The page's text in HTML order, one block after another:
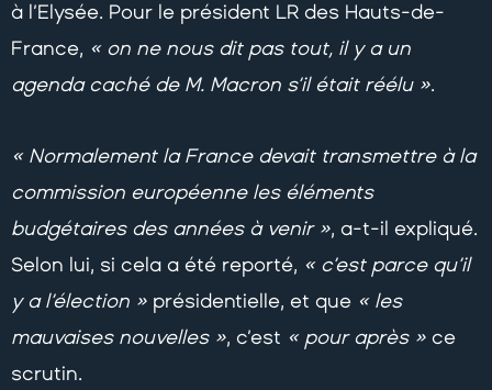
à l’Elysée. Pour le président LR des Hauts-de-
France, « on ne nous dit pas tout, il y a un
agenda caché de M. Macron s’il était réélu ».
« Normalement la France devait transmettre à la
commission européenne les éléments
budgétaires des années à venir » , a-t-il expliqué.
Selon lui, si cela a été reporté,
« c’est parce qu’il
y a l’élection » présidentielle, et que « les
mauvaises nouvelles » , c’est « pour après » ce
scrutin.